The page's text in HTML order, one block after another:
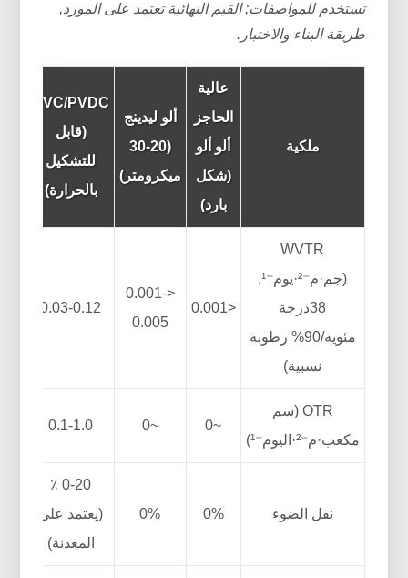
تستخدم للمواصفات; القيم النهائية تعتمد على المورد,
طريقة البناء والاختبار.
ملكية
عالية
الحاجز
ألو ألو
(شكل
بارد)
ألو ليدينج
(20-30
ميكرومتر)
PVC/PVDC
(قابل
للتشكيل
بالحرارة)
WVTR
(جم·م⁻²·يوم⁻¹,
38درجة
مئوية/90% رطوبة
نسبية)
<0.001
<0.001-
0.005
0.03-0.12
OTR (سم
مكعب·م⁻²·اليوم⁻¹)
~0
~0
0.1-1.0
نقل الضوء 0%
0%
0-20 ٪
(يعتمد على
المعدنة)